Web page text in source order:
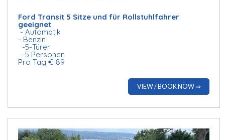
Ford Transit 5 Sitze und für Rollstuhlfahrer
geeignet
- Automatik
- Benzin
-5-Türer
-5 Personen
Pro Tag € 89
VIEW / BOOK NOW ⇒